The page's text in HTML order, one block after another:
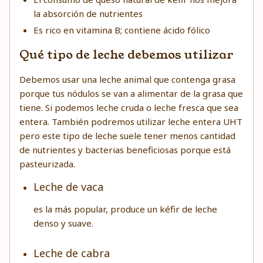
la absorción de nutrientes
Es rico en vitamina B; contiene ácido fólico
Qué tipo de leche debemos utilizar
Debemos usar una leche animal que contenga grasa
porque tus nódulos se van a alimentar de la grasa que
tiene. Si podemos leche cruda o leche fresca que sea
entera. También podremos utilizar leche entera UHT
pero este tipo de leche suele tener menos cantidad
de nutrientes y bacterias beneficiosas porque está
pasteurizada.
Leche de vaca
es la más popular, produce un kéfir de leche
denso y suave.
Leche de cabra